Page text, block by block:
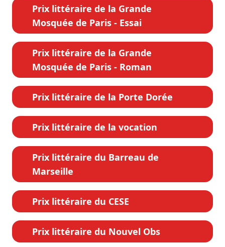
Prix littéraire de la Grande
Mosquée de Paris - Essai
Prix littéraire de la Grande
Mosquée de Paris - Roman
Prix littéraire de la Porte Dorée
Prix littéraire de la vocation
Prix littéraire du Barreau de
Marseille
Prix littéraire du CESE
Prix littéraire du Nouvel Obs